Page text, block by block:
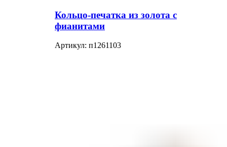
Кольцо-печатка из золота с
фианитами
Артикул: п1261103